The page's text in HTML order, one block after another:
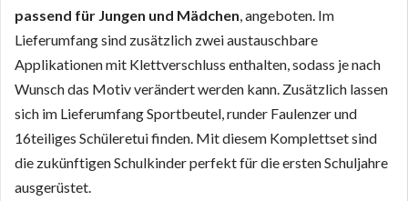
passend für Jungen und Mädchen, angeboten. Im
Lieferumfang sind zusätzlich zwei austauschbare
Applikationen mit Klettverschluss enthalten, sodass je nach
Wunsch das Motiv verändert werden kann. Zusätzlich lassen
sich im Lieferumfang Sportbeutel, runder Faulenzer und
16teiliges Schüleretui finden. Mit diesem Komplettset sind
die zukünftigen Schulkinder perfekt für die ersten Schuljahre
ausgerüstet.